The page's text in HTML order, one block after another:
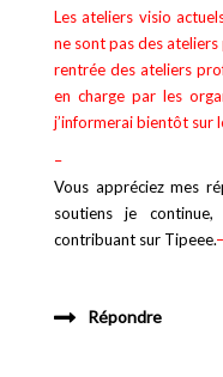
Les ateliers visio
ne sont pas des
rentrée des ateliers
en charge par les
j’informerai bientôt sur
–
Vous appréciez mes
soutiens je
contribuant sur Tipeee.–
Répondre